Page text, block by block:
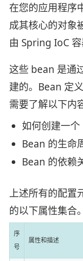
在您的应用程序
成其核心的对象
由 Spring IoC
这些 bean 是通
建的。Bean 定
需要了解以下内
如何创建一
Bean 的生命
Bean 的依赖
上述所有的配置
的以下属性集合。
序
号
属性和描述